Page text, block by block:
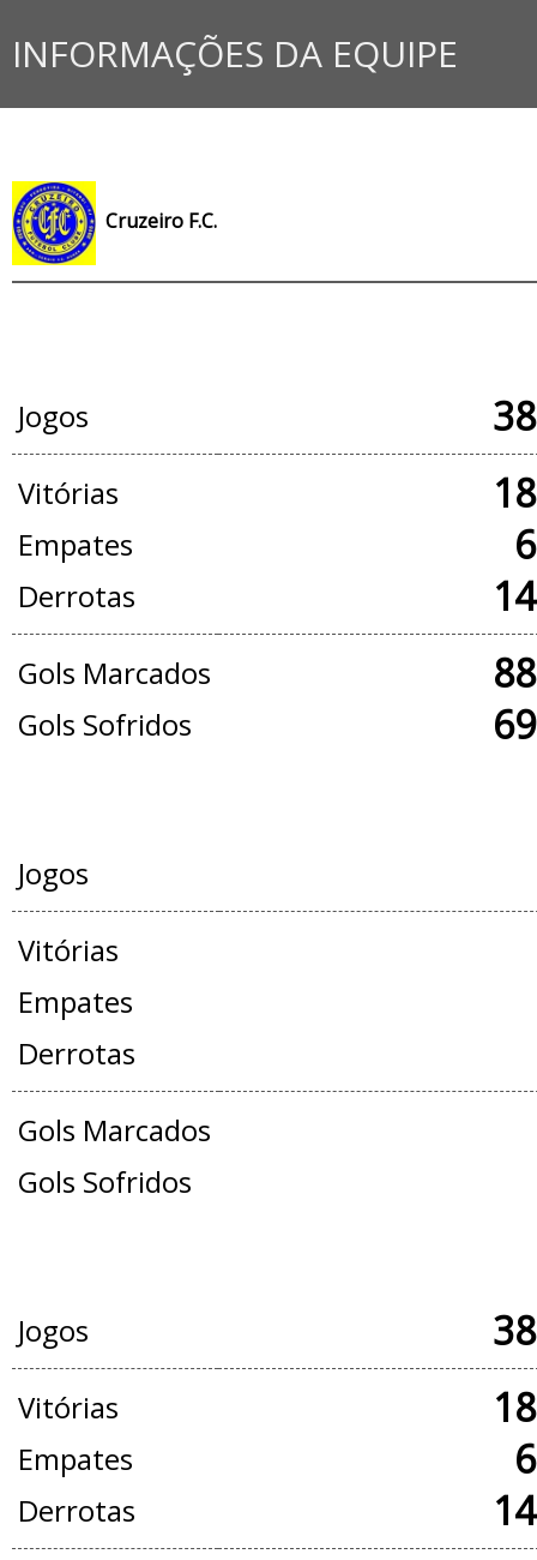
INFORMAÇÕES DA EQUIPE
Cruzeiro F.C.
Jogos
Vitórias
Empates
Derrotas
Gols Marcados
Gols Sofridos
Jogos
Vitórias
Empates
Derrotas
Gols Marcados
Gols Sofridos
Jogos
Vitórias
Empates
Derrotas